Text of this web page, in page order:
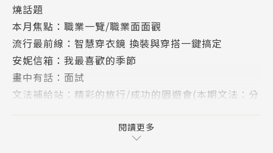
燒話題
本月焦點：職業一覽/職業面面觀
流行最前線：智慧穿衣鏡 換裝與穿搭一鍵搞定
安妮信箱：我最喜歡的季節
畫中有話：面試
文法補給站：精彩的旅行/成功的園遊會(本期文法：分
活用ABC：旅遊英語 臺灣環島篇
閱讀更多